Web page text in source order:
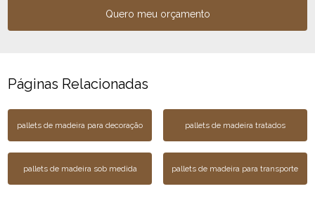
Quero meu orçamento
Páginas Relacionadas
pallets de madeira para decoração pallets de madeira tratados
pallets de madeira sob medida pallets de madeira para transporte